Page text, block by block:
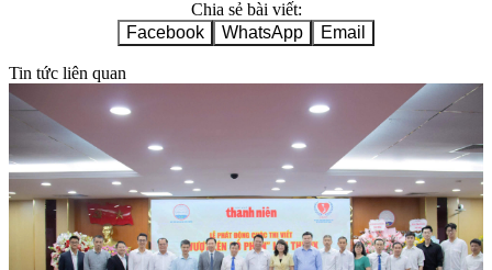
Chia sẻ bài viết:
Facebook
WhatsApp Email
Tin tức liên quan